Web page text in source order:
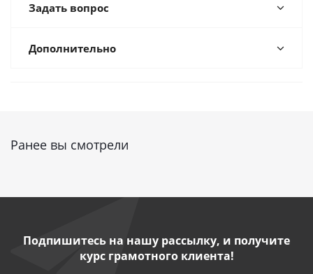
Задать вопрос
Дополнительно
Ранее вы смотрели
Подпишитесь на нашу рассылку, и получите
курс грамотного клиента!